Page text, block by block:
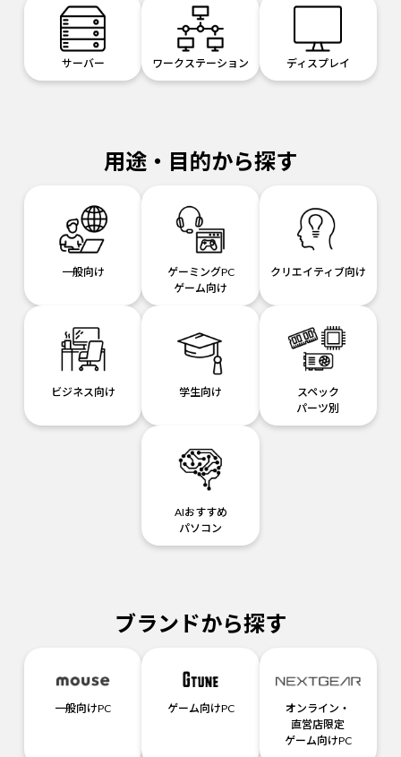
サーバー ワークステーション ディスプレイ
用途・目的から探す
一般向け
ゲーミングPC
ゲーム向け
クリエイティブ向け
ビジネス向け 学生向け
スペック
パーツ別
AIおすすめ
パソコン
ブランドから探す
一般向けPC ゲーム向けPC
オンライン・
直営店限定
ゲーム向けPC